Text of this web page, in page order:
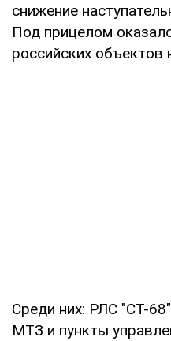
снижение
Под прицелом
российских
Среди них: РЛС "СТ-
МТЗ и пункты